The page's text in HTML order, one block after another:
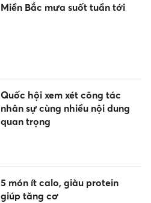
Miền Bắc mưa suốt tuần tới
Quốc hội xem xét công tác
nhân sự cùng nhiều nội dung
quan trọng
5 món ít calo, giàu protein
giúp tăng cơ